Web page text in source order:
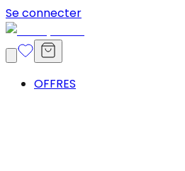
Se connecter
OFFRES